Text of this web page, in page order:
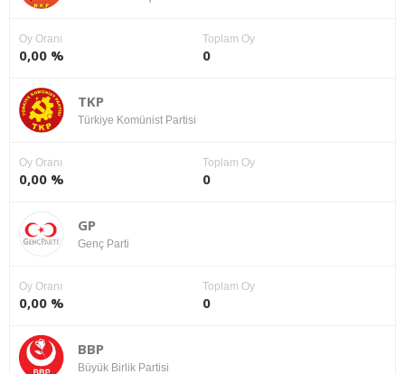
Oy Oranı
0,00 %
Toplam Oy
0
TKP
Türkiye Komünist Partisi
Oy Oranı
0,00 %
Toplam Oy
0
GP
Genç Parti
Oy Oranı
0,00 %
Toplam Oy
0
BBP
Büyük Birlik Partisi